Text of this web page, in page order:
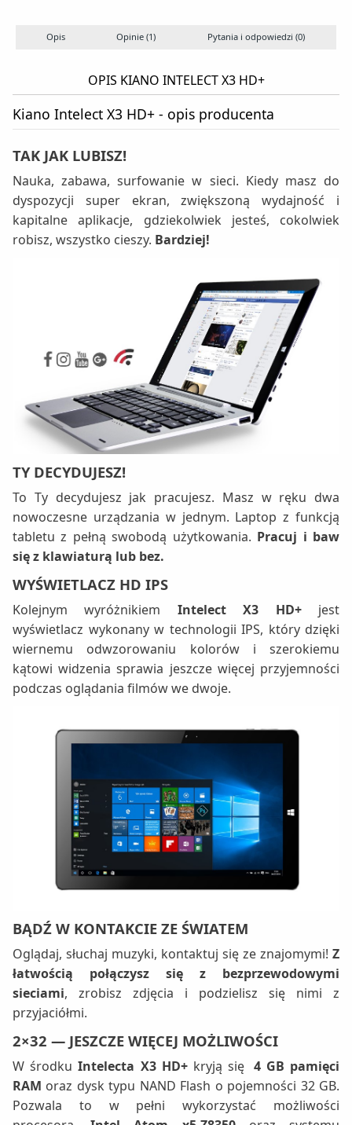
Opis Opinie (1) Pytania i odpowiedzi (0)
OPIS KIANO INTELECT X3 HD+
Kiano Intelect X3 HD+ - opis producenta
TAK JAK LUBISZ!
Nauka, zabawa, surfowanie w sieci. Kiedy masz do
dyspozycji super ekran, zwiększoną wydajność i
kapitalne aplikacje, gdziekolwiek jesteś, cokolwiek
robisz, wszystko cieszy. Bardziej!
TYDECYDUJESZ!
To Ty decydujesz jak pracujesz. Masz w ręku dwa
nowoczesne urządzania w jednym. Laptop z funkcją
tabletu z pełną swobodą użytkowania. Pracuj i baw
się z klawiaturą lub bez.
WYŚWIETLACZ HD IPS
Kolejnym wyróżnikiem Intelect X3 HD+jest
wyświetlacz wykonany w technologii IPS, który dzięki
wiernemu odwzorowaniu kolorów i szerokiemu
kątowi widzenia sprawia jeszcze więcej przyjemności
podczas oglądania filmów we dwoje.
BĄDŹ W KONTAKCIE ZE ŚWIATEM
Oglądaj, słuchaj muzyki, kontaktuj się ze znajomymi! Z
łatwością połączysz się z bezprzewodowymi
sieciami, zrobisz zdjęcia i podzielisz się nimi z
przyjaciółmi.
2×32 — JESZCZE WIĘCEJ MOŻLIWOŚCI
W środkuIntelecta X3 HD+kryją się 4 GB pamięci
RAM oraz dysk typu NAND Flash o pojemności 32 GB.
Pozwala to w pełni wykorzystać możliwości